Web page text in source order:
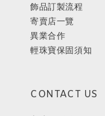
飾品訂製流程
寄賣店一覽
異業合作
輕珠寶保固須知
CONTACT US